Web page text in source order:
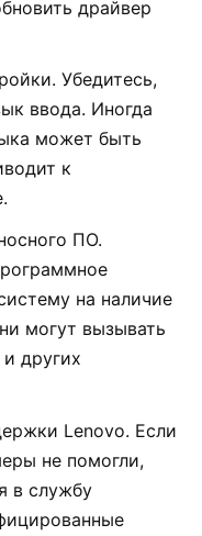
драйвер
Убедитесь,
ввода. Иногда
может быть
к
ПО.
на наличие
могут вызывать
других
Lenovo. Если
не помогли,
в службу